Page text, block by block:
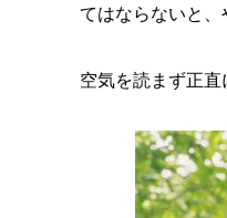
てはならないと、
空気を読まず正直